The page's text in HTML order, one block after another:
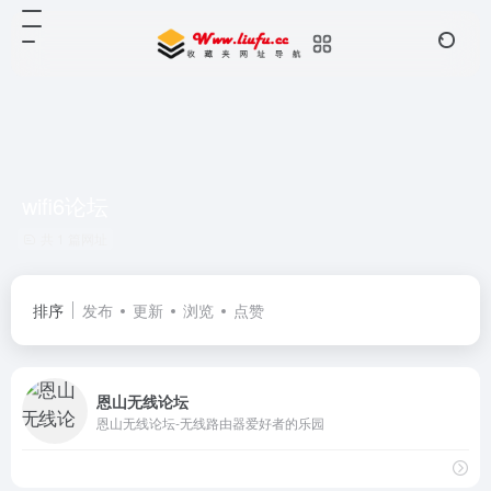
排序 发布 更新 浏览 点赞
恩山无线论坛
恩山无线论坛-无线路由器爱好者的乐园